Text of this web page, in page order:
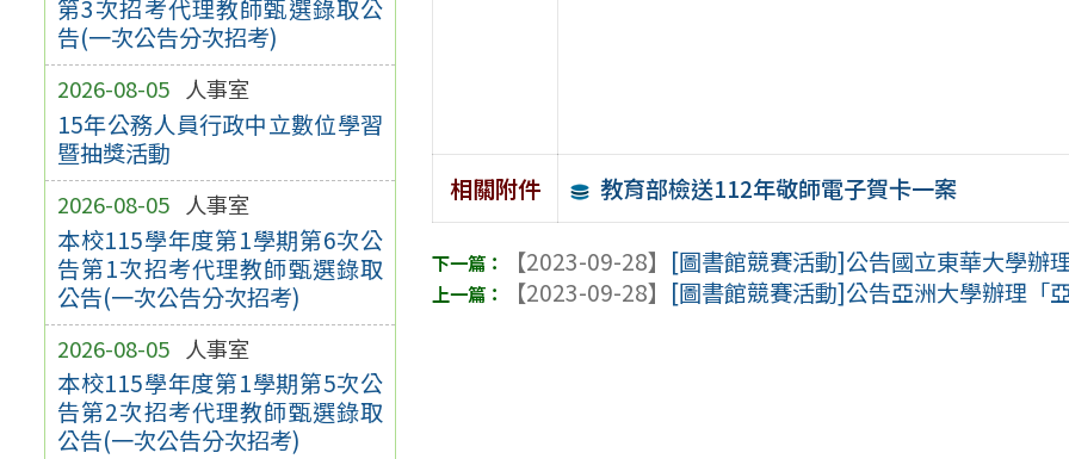
第3次招考代理教師甄選錄取公
告(一次公告分次招考)
2026-08-05 人事室
15年公務人員行政中立數位學習
暨抽獎活動
2026-08-05 人事室
本校115學年度第1學期第6次公
告第1次招考代理教師甄選錄取
公告(一次公告分次招考)
2026-08-05 人事室
本校115學年度第1學期第5次公
告第2次招考代理教師甄選錄取
公告(一次公告分次招考)
相關附件 教育部檢送112年敬師電子賀卡一案
【2023-09-28】 [圖書館競賽活動]公告國立東華大學辦
【2023-09-28】 [圖書館競賽活動]公告亞洲大學辦理「